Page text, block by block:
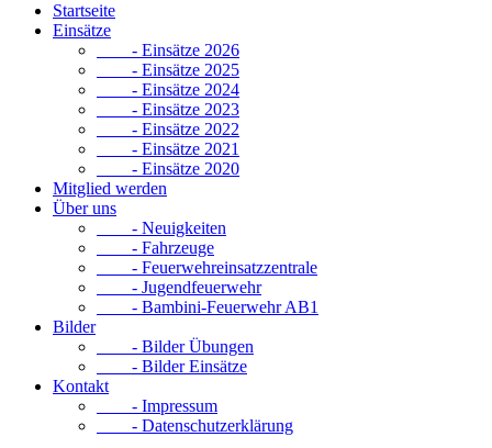
Startseite
Einsätze
- Einsätze 2026
- Einsätze 2025
- Einsätze 2024
- Einsätze 2023
- Einsätze 2022
- Einsätze 2021
- Einsätze 2020
Mitglied werden
Über uns
- Neuigkeiten
- Fahrzeuge
- Feuerwehreinsatzzentrale
- Jugendfeuerwehr
- Bambini-Feuerwehr AB1
Bilder
- Bilder Übungen
- Bilder Einsätze
Kontakt
- Impressum
- Datenschutzerklärung